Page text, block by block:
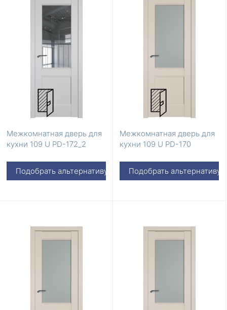
Межкомнатная дверь для
кухни 109 U PD-172_2
Подобрать альтернативу
Межкомнатная дверь для
кухни 109 U PD-170
Подобрать альтернативу